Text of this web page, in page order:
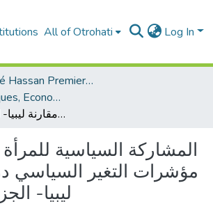
All of Otrohati Log In
Université Hassan Premier- Settat
Sciences Juridiques, Economiques et sociales et de Gestion
المشاركة السياسية للمرأة العربية كأحد مؤشرات التغير السياسي دراسة مقارنة ليبيا- الجزائر- المغرب
المشاركة السياسية للمرأة
مؤشرات التغير السياسي
ليبيا-